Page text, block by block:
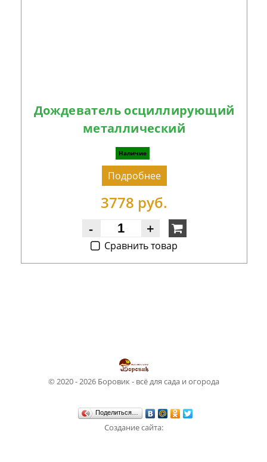
Дождеватель осциллирующий
металлический
Наличие
Подробнее
3778 руб.
- +
Cравнить товар
© 2020 - 2026 Боровик - всё для сада и огорода
Поделиться…
Создание сайта: